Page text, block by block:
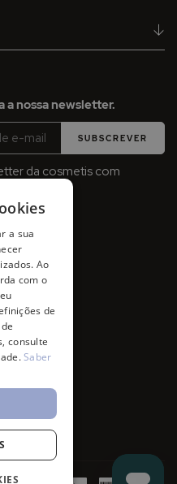
a nossa newsletter.
SUBSCREVER
da cosmetis com
a sua
Ao
com o
de
consulte
Saber